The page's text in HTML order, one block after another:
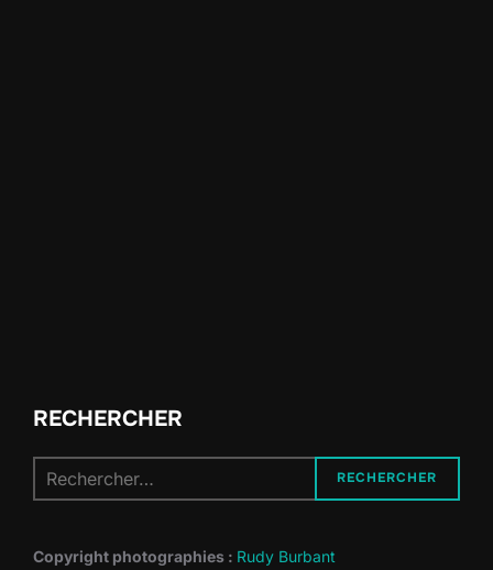
RECHERCHER
pour :
RECHERCHER
Copyright photographies : Rudy Burbant